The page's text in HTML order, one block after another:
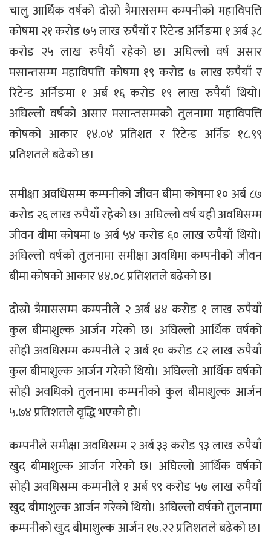
चालु आर्थिक वर्षको दोस्रो त्रैमाससम्म कम्पनीको महाविपत्ति
कोषमा २१ करोड ७५ लाख रुपैयाँ र रिटेन्ड अर्निङमा १ अर्ब ३८
करोड २५ लाख रुपैयाँ रहेको छ। अघिल्लो वर्ष असार
मसान्तसम्म महाविपत्ति कोषमा १९ करोड ७ लाख रुपैयाँ र
रिटेन्ड अर्निङमा १ अर्ब १६ करोड १९ लाख रुपैयाँ थियो।
अघिल्लो वर्षको असार मसान्तसम्मको तुलनामा महाविपत्ति
कोषको आकार १४.०४ प्रतिशत र रिटेन्ड अर्निङ १८.९९
प्रतिशतले बढेको छ।
समीक्षा अवधिसम्म कम्पनीको जीवन बीमा कोषमा १० अर्ब ८७
करोड २६ लाख रुपैयाँ रहेको छ। अघिल्लो वर्ष यही अवधिसम्म
जीवन बीमा कोषमा ७ अर्ब ५४ करोड ६० लाख रुपैयाँ थियो।
अघिल्लो वर्षको तुलनामा समीक्षा अवधिमा कम्पनीको जीवन
बीमा कोषको आकार ४४.०८ प्रतिशतले बढेको छ।
दोस्रो त्रैमाससम्म कम्पनीले २ अर्ब ४४ करोड १ लाख रुपैयाँ
कुल बीमाशुल्क आर्जन गरेको छ। अघिल्लो आर्थिक वर्षको
सोही अवधिसम्म कम्पनीले २ अर्ब १० करोड ८२ लाख रुपैयाँ
कुल बीमाशुल्क आर्जन गरेको थियो। अघिल्लो आर्थिक वर्षको
सोही अवधिको तुलनामा कम्पनीको कुल बीमाशुल्क आर्जन
५.७४ प्रतिशतले वृद्धि भएको हो।
कम्पनीले समीक्षा अवधिसम्म २ अर्ब ३३ करोड ९३ लाख रुपैयाँ
खुद बीमाशुल्क आर्जन गरेको छ। अघिल्लो आर्थिक वर्षको
सोही अवधिसम्म कम्पनीले १ अर्ब ९९ करोड ५७ लाख रुपैयाँ
खुद बीमाशुल्क आर्जन गरेको थियो। अघिल्लो वर्षको तुलनामा
कम्पनीको खुद बीमाशुल्क आर्जन १७.२२ प्रतिशतले बढेको छ।